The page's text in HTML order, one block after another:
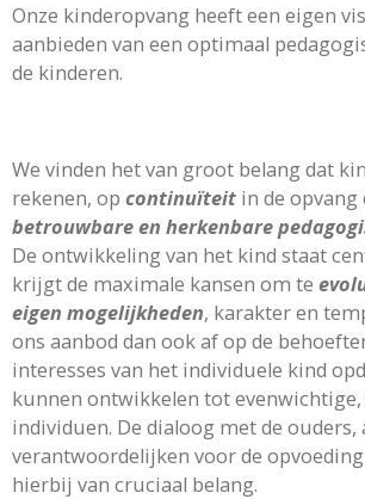
Onze kinderopvang heeft een eigen
aanbieden van een optimaal
de kinderen.
We vinden het van groot belang dat
rekenen, op continuïteit in de opvang
betrouwbare en herkenbare
De ontwikkeling van het kind staat
krijgt de maximale kansen om te
eigen mogelijkheden, karakter en
ons aanbod dan ook af op de
interesses van het individuele kind
kunnen ontwikkelen tot
individuen. De dialoog met de ouders,
verantwoordelijken voor de
hierbij van cruciaal belang.